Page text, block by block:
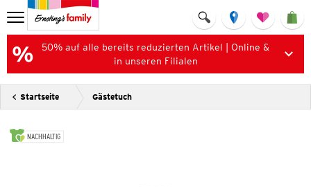
50% auf alle bereits reduzierten Artikel | Online &
in unseren Filialen
Startseite Gästetuch
NACHHALTIG